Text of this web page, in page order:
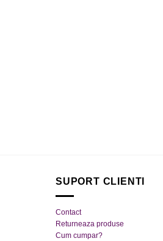
SUPORT CLIENTI
Contact
Returneaza produse
Cum cumpar?